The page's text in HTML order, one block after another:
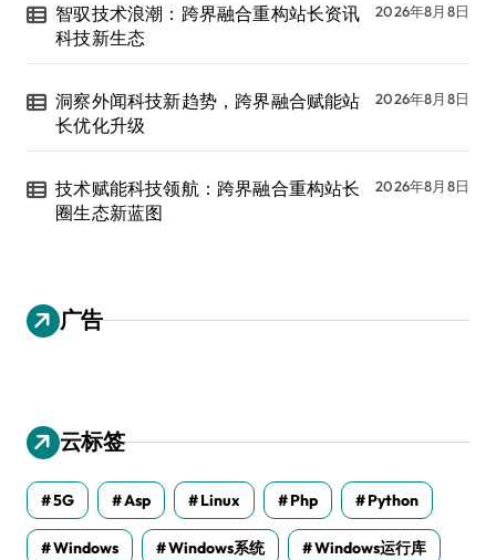
智驭技术浪潮：跨界融合重构站长资讯
科技新生态
2026年8月8日
洞察外闻科技新趋势，跨界融合赋能站
长优化升级
2026年8月8日
技术赋能科技领航：跨界融合重构站长
圈生态新蓝图
2026年8月8日
广告
云标签
5G Asp Linux Php Python
Windows Windows系统 Windows运行库